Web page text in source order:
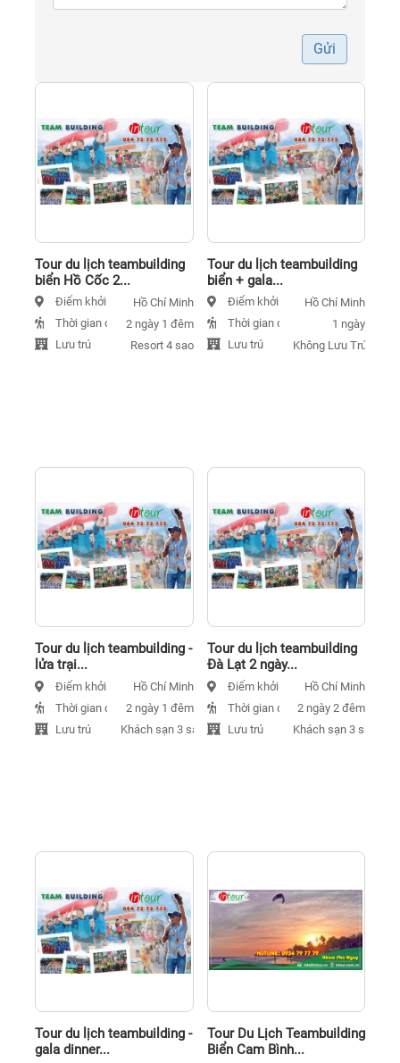
Gửi
Tour du lịch teambuilding
biển Hồ Cốc 2...
Điểm khởi hành Hồ Chí Minh
Thời gian đi
2 ngày 1 đêm
Lưu trú
Resort 4 sao
Tour du lịch teambuilding
biển + gala...
Điểm khởi hànhHồ Chí Minh
Thời gian đi
1 ngày
Lưu trú
Không Lưu Trú
Tour du lịch teambuilding -
lửa trại...
Điểm khởi hành Hồ Chí Minh
Thời gian đi
2 ngày 1 đêm
Lưu trú
Khách sạn 3 sao
Tour du lịch teambuilding
Đà Lạt 2 ngày...
Điểm khởi hànhHồ Chí Minh
Thời gian đi
2 ngày 2 đêm
Lưu trú
Khách sạn 3 sao
Tour du lịch teambuilding -
gala dinner...
Tour Du Lịch Teambuilding
Biển Cam Bình...